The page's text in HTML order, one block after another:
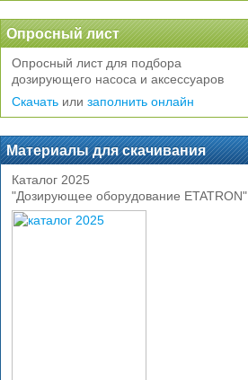
Опросный лист
Опросный лист для подбора
дозирующего насоса и аксессуаров
Скачать или заполнить онлайн
Материалы для скачивания
Каталог 2025
"Дозирующее оборудование ETATRON"